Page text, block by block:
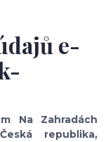
e-
Na Zahradách
republika,